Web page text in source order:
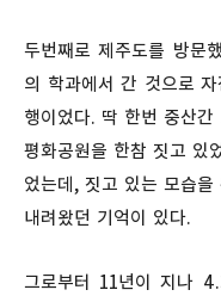
두번째로 제주도를 방문
의 학과에서 간 것으로
행이었다. 딱 한번 중산
평화공원을 한참 짓고 있
었는데, 짓고 있는 모습
내려왔던 기억이 있다.
그로부터 11년이 지나